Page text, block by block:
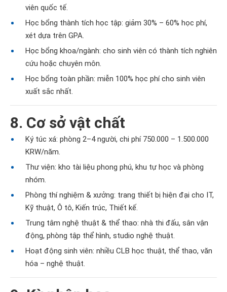
viên quốc tế.
Học bổng thành tích học tập: giảm 30% – 60% học phí,
xét dựa trên GPA.
Học bổng khoa/ngành: cho sinh viên có thành tích nghiên
cứu hoặc chuyên môn.
Học bổng toàn phần: miễn 100% học phí cho sinh viên
xuất sắc nhất.
8. Cơ sở vật chất
Ký túc xá: phòng 2–4 người, chi phí 750.000 – 1.500.000
KRW/năm.
Thư viện: kho tài liệu phong phú, khu tự học và phòng
nhóm.
Phòng thí nghiệm & xưởng: trang thiết bị hiện đại cho IT,
Kỹ thuật, Ô tô, Kiến trúc, Thiết kế.
Trung tâm nghệ thuật & thể thao: nhà thi đấu, sân vận
động, phòng tập thể hình, studio nghệ thuật.
Hoạt động sinh viên: nhiều CLB học thuật, thể thao, văn
hóa – nghệ thuật.